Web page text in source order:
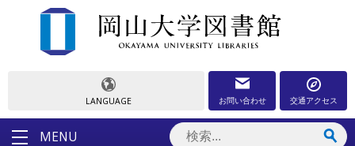
LANGUAGE お問い合わせ 交通アクセス
MENU